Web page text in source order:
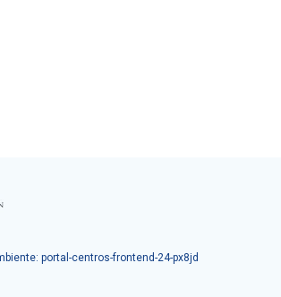
portal-centros-frontend-24-px8jd